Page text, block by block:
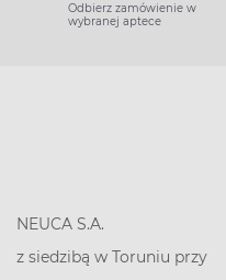
Odbierz zamówienie w
wybranej aptece
NEUCA S.A.
z siedzibą w Toruniu przy